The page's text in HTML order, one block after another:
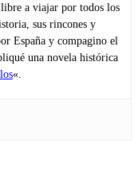
a viajar por todos los
sus rincones y
España y compagino el
una novela histórica
«.